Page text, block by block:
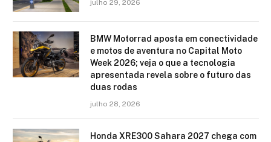
julho 29, 2026
BMW Motorrad aposta em conectividade
e motos de aventura no Capital Moto
Week 2026; veja o que a tecnologia
apresentada revela sobre o futuro das
duas rodas
julho 28, 2026
Honda XRE300 Sahara 2027 chega com